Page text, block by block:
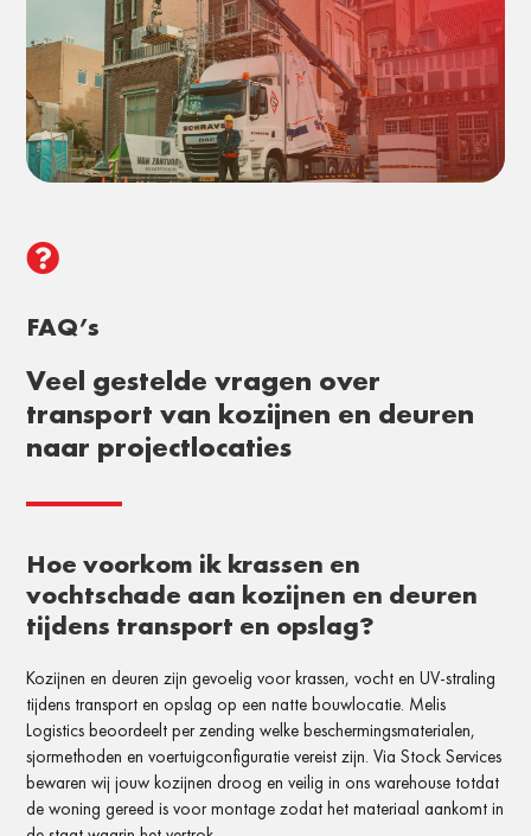

FAQ’s
Veel gestelde vragen over
transport van kozijnen en deuren
naar projectlocaties
Hoe voorkom ik krassen en
vochtschade aan kozijnen en deuren
tijdens transport en opslag?
Kozijnen en deuren zijn gevoelig voor krassen, vocht en UV-straling
tijdens transport en opslag op een natte bouwlocatie. Melis
Logistics beoordeelt per zending welke beschermingsmaterialen,
sjormethoden en voertuigconfiguratie vereist zijn. Via Stock Services
bewaren wij jouw kozijnen droog en veilig in ons warehouse totdat
de woning gereed is voor montage zodat het materiaal aankomt in